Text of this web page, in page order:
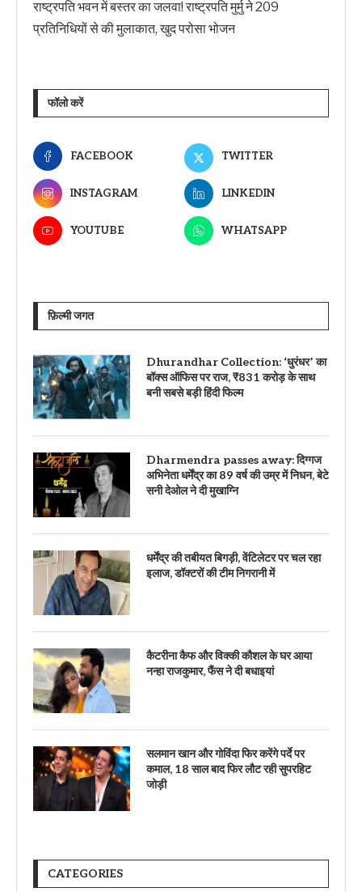
राष्ट्रपति भवन में बस्तर का जलवा! राष्ट्रपति मुर्मु ने 209
प्रतिनिधियों से की मुलाकात, खुद परोसा भोजन
फॉलो करें
FACEBOOK TWITTER
INSTAGRAM LINKEDIN
YOUTUBE WHATSAPP
फ़िल्मी जगत
Dhurandhar Collection: ‘धुरंधर’ का
बॉक्स ऑफिस पर राज, ₹831 करोड़ के साथ
बनी सबसे बड़ी हिंदी फिल्म
Dharmendra passes away: दिग्गज
अभिनेता धर्मेंद्र का 89 वर्ष की उम्र में निधन, बेटे
सनी देओल ने दी मुखाग्नि
धर्मेंद्र की तबीयत बिगड़ी, वेंटिलेटर पर चल रहा
इलाज, डॉक्टरों की टीम निगरानी में
कैटरीना कैफ और विक्की कौशल के घर आया
नन्हा राजकुमार, फैंस ने दी बधाइयां
सलमान खान और गोविंदा फिर करेंगे पर्दे पर
कमाल, 18 साल बाद फिर लौट रही सुपरहिट
जोड़ी
CATEGORIES